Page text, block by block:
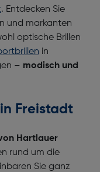
. Entdecken Sie
und markanten
optische Brillen
in
– modisch und
Freistadt
Hartlauer
rund um die
Sie ganz